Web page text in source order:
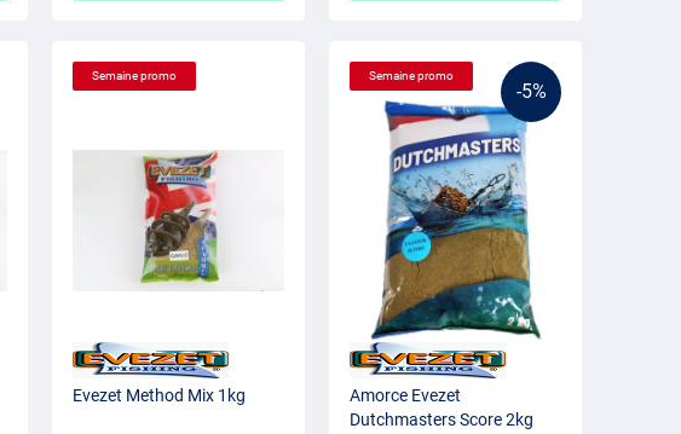
Semaine promo
Evezet Method Mix 1kg
-5%
Semaine promo
Amorce Evezet
Dutchmasters Score 2kg